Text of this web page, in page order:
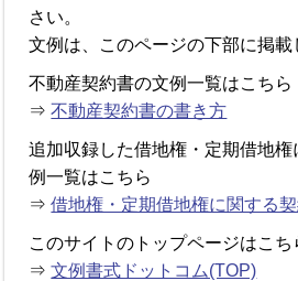
さい。
文例は、このページの下部に掲載
不動産契約書の文例一覧はこちら
⇒不動産契約書の書き方
追加収録した借地権・定期借地
例一覧はこちら
⇒借地権・定期借地権に関する
このサイトのトップページはこち
⇒文例書式ドットコム(TOP)